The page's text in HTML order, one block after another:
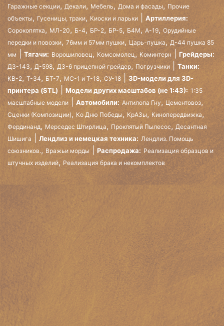
Гаражные секции, Декали, Мебель, Дома и фасады, Прочие
объекты, Гусеницы, траки, Киоски и ларьки Артиллерия:
Сорокопятка, МЛ-20, Б-4, БР-2, БР-5, Б4М, А-19, Орудийные
передки и повозки, 76мм и 57мм пушки, Царь-пушка,Д-44 пушка 85
мм
Тягачи: Ворошиловец, Комсомолец,Коминтерн Грейдеры:
ДЗ-143, Д-598, ДЗ-6 прицепной грейдер, Погрузчики Танки:
КВ-2,Т-34, БТ-7, МС-1 и Т-18, СУ-18
3D-модели для 3D-
принтера (STL)
Модели других масштабов (не 1:43): 1:35
масштабные модели
Автомобили: Антилопа Гну, Цементовоз,
Сценки (Композиции), Ко Дню Победы, КрАЗы, Кинопередвижка,
Фердинанд, Мерседес Штирлица, Проклятый Пылесос, Десантная
Шишига
Лендлиз и немецкая техника: Лендлиз. Помощь
союзников., Вражьи морды Распродажа: Реализация образцов и
штучных изделий, Реализация брака и некомплектов